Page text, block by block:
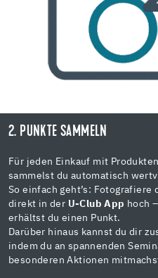
2. PUNKTE SAMMELN
Für jeden Einkauf mit
sammelst du automatisch
So einfach geht’s: Fotografiere
direkt in der U-Club App hoch
erhältst du einen Punkt.
Darüber hinaus kannst du dir
indem du an spannenden
besonderen Aktionen